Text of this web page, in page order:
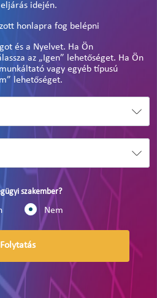
idején.
honlapra fog belépni
és a Nyelvet. Ha Ön
az „Igen” lehetőséget. Ha Ön
vagy egyéb típusú
lehetőséget.
szakember?
Nem
Folytatás